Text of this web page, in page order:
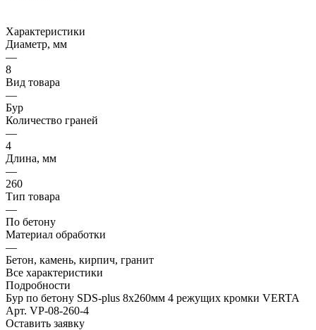
Характеристики
Диаметр, мм
—
8
Вид товара
—
Бур
Количество граней
—
4
Длина, мм
—
260
Тип товара
—
По бетону
Материал обработки
—
Бетон, камень, кирпич, гранит
Все характеристики
Подробности
Бур по бетону SDS-plus 8x260мм 4 режущих кромки VERTA
Арт. VP-08-260-4
Оставить заявку